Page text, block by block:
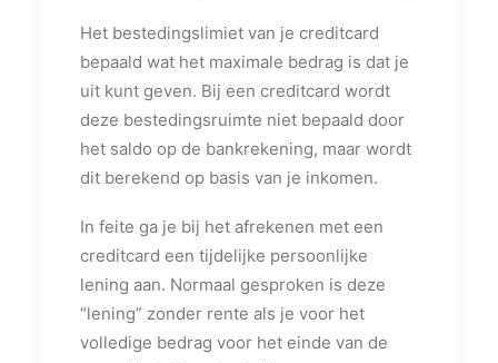
Het bestedingslimiet van je creditcard
bepaald wat het maximale bedrag is dat je
uit kunt geven. Bij een creditcard wordt
deze bestedingsruimte niet bepaald door
het saldo op de bankrekening, maar wordt
dit berekend op basis van je inkomen.
In feite ga je bij het afrekenen met een
creditcard een tijdelijke persoonlijke
lening aan. Normaal gesproken is deze
“lening” zonder rente als je voor het
volledige bedrag voor het einde van de